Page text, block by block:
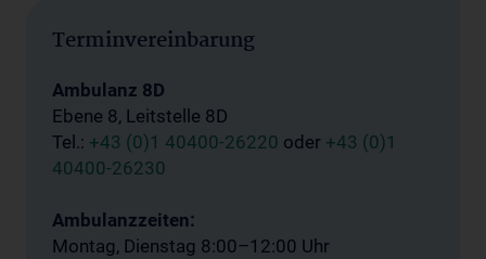
Terminvereinbarung
Ambulanz 8D
Ebene 8, Leitstelle 8D
Tel.: +43 (0)1 40400-26220 oder +43 (0)1
40400-26230
Ambulanzzeiten:
Montag, Dienstag 8:00–12:00 Uhr